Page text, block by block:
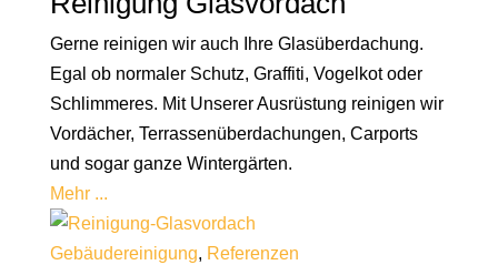
Gerne reinigen wir auch Ihre Glasüberdachung.
Egal ob normaler Schutz, Graffiti, Vogelkot oder
Schlimmeres. Mit Unserer Ausrüstung reinigen wir
Vordächer, Terrassenüberdachungen, Carports
und sogar ganze Wintergärten.
Mehr ...
Gebäudereinigung, Referenzen